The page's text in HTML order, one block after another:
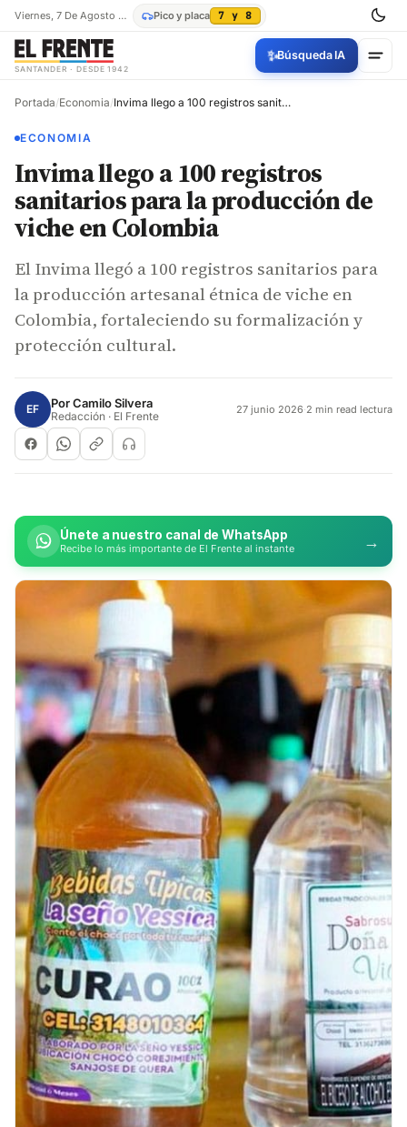
Viernes, 7 De Agosto De 2026 Pico y placa 7 y 8
SANTANDER · DESDE 1942
✨Búsqueda IA
Portada/Economia/ Invima llego a 100 registros sanitarios para la producción de viche en Colombia
ECONOMIA
Invima llego a 100 registros
sanitarios para la producción de
viche en Colombia
El Invima llegó a 100 registros sanitarios para
la producción artesanal étnica de viche en
Colombia, fortaleciendo su formalización y
protección cultural.
EF PorCamilo Silvera
Redacción · El Frente 27 junio 2026·2 min read lectura
Únete a nuestro canal de WhatsApp
Recibe lo más importante de El Frente al instante →